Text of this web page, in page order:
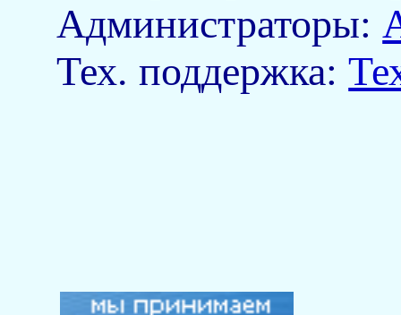
Aдминистраторы:
Тех. поддержка: